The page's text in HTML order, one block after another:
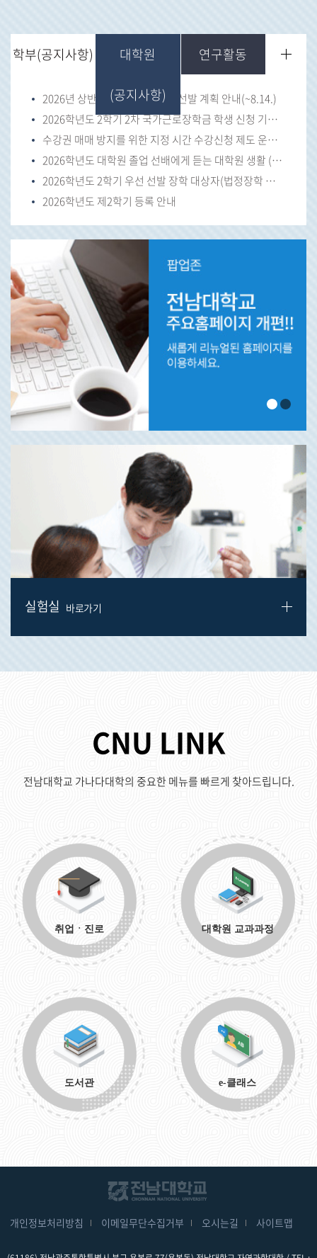
학부(공지사항)
2026년 상반기 도전장학(미래) 선발 계획 안내(~8.14.)
2026학년도 2학기 2차 국가근로장학금 학생 신청 기간 안내
수강권 매매 방지를 위한 지정 시간 수강신청 제도 운영 안내
2026학년도 대학원 졸업 선배에게 듣는 대학원 생활 (이공계) 안내
2026학년도 2학기 우선 선발 장학 대상자(법정장학 및 복지장학 등) 서류 제출 안내(수
2026학년도 제2학기 등록 안내
대학원
(공지사항)
연구활동
실험실 바로가기
CNU LINK
전남대학교 가나다대학의 중요한 메뉴를 빠르게 찾아드립니다.
취업ㆍ진로 대학원 교과과정
도서관 e-클래스
개인정보처리방침 이메일무단수집거부 오시는길 사이트맵